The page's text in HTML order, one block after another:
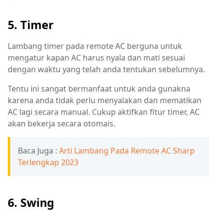
5. Timer
Lambang timer pada remote AC berguna untuk
mengatur kapan AC harus nyala dan mati sesuai
dengan waktu yang telah anda tentukan sebelumnya.
Tentu ini sangat bermanfaat untuk anda gunakna
karena anda tidak perlu menyalakan dan mematikan
AC lagi secara manual. Cukup aktifkan fitur timer, AC
akan bekerja secara otomais.
Baca Juga : Arti Lambang Pada Remote AC Sharp
Terlengkap 2023
6. Swing